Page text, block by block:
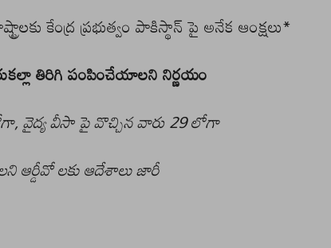
కేంద్ర ప్రభుత్వం పాకిస్థాన్ పై అనేక ఆంక్షలు*
తిరిగి పంపించేయాలని నిర్ణయం
వైద్య వీసా పై వొచ్చిన వారు 29 లోగా
ఆర్డీవో లకు ఆదేశాలు జారీ